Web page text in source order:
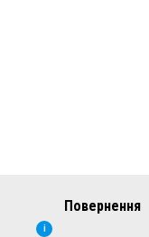
Повернення
i